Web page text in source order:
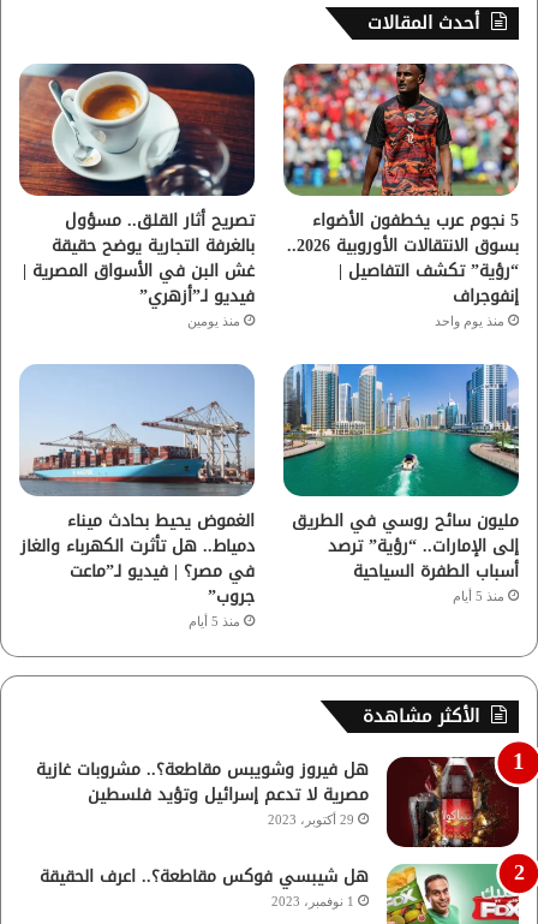
س
ب
و
ك
ر
ي
و
ب
ت
ق
ر
ا
م
أحدث المقالات
5 نجوم عرب يخطفون الأضواء
بسوق الانتقالات الأوروبية 2026..
“رؤية” تكشف التفاصيل |
إنفوجراف
منذ يوم واحد
تصريح أثار القلق.. مسؤول
بالغرفة التجارية يوضح حقيقة
غش البن في الأسواق المصرية |
فيديو لـ”أزهري”
منذ يومين
مليون سائح روسي في الطريق
إلى الإمارات.. “رؤية” ترصد
أسباب الطفرة السياحية
منذ 5 أيام
الغموض يحيط بحادث ميناء
دمياط.. هل تأثرت الكهرباء والغاز
في مصر؟ | فيديو لـ”ماعت
جروب”
منذ 5 أيام
الأكثر مشاهدة
هل فيروز وشويبس مقاطعة؟.. مشروبات غازية
مصرية لا تدعم إسرائيل وتؤيد فلسطين
29 أكتوبر، 2023
هل شيبسي فوكس مقاطعة؟.. اعرف الحقيقة
1 نوفمبر، 2023